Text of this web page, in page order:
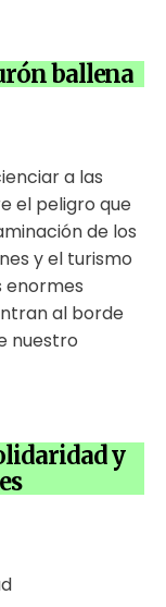
ballena
a las
el peligro que
de los
y el turismo
enormes
al borde
nuestro
y